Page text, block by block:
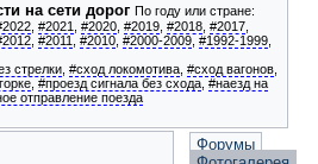
на сети дорог По году или стране:
#2021 #2020 #2019 #2018 #2017
#2011 #2010 #2000-2009 #1992-1999
стрелки #сход локомотива #сход вагонов
#проезд сигнала без схода #наезд на
отправление поезда
Форумы